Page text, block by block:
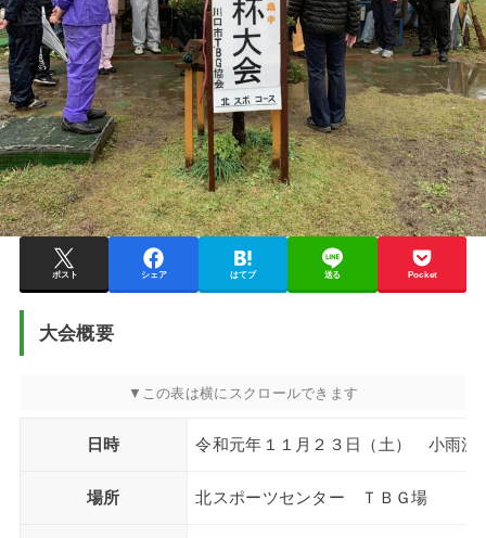
ポスト シェア はてブ 送る Pocket
大会概要
日時 令和元年１１月２３日（土） 小雨
場所 北スポーツセンター ＴＢＧ場